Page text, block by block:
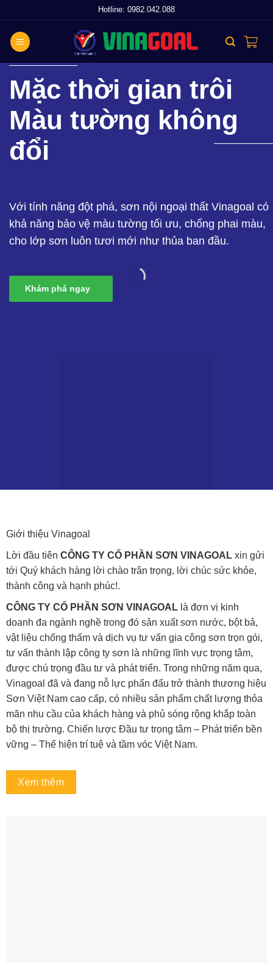
to
content
Hotline: 0982.042.088
Mặc thời gian trôi
Màu tường không
đổi
Với tính năng đột phá, sơn nội ngoại thất Vinagoal có
khả năng bảo vệ màu tường tối ưu, chống phai màu,
cho lớp sơn luôn tươi mới như thủa ban đầu.
Khám phá ngay
Giới thiệu Vinagoal
Lời đầu tiên CÔNG TY CỔ PHẦN SƠN VINAGOALxin gửi
tới Quý khách hàng lời chào trân trọng, lời chúc sức khỏe,
thành công và hạnh phúc!.
CÔNG TY CỔ PHẦN SƠN VINAGOAL là đơn vị kinh
doanh đa ngành nghề trong đó sản xuất sơn nước, bột bả,
vật liệu chống thấm và dịch vụ tư vấn gia công sơn trọn gói,
tư vấn thành lập công ty sơn là những lĩnh vực trọng tâm,
được chú trọng đầu tư và phát triển. Trong những năm qua,
Vinagoal đã và đang nỗ lực phấn đấu trở thành thương hiệu
Sơn Việt Nam cao cấp, có nhiều sản phẩm chất lượng thỏa
mãn nhu cầu của khách hàng và phủ sóng rộng khắp toàn
bộ thị trường. Chiến lược Đầu tư trọng tâm – Phát triển bền
vững – Thể hiện trí tuệ và tầm vóc Việt Nam.
Xem thêm